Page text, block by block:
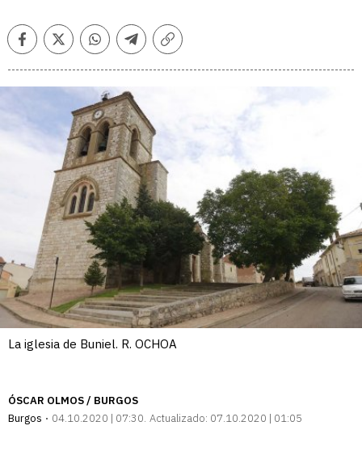
FacebookTwitterWhatsappTelegramCopiar
La iglesia de Buniel. R. OCHOA
ÓSCAR OLMOS / BURGOS
Burgos
04.10.2020 | 07:30 Actualizado: 07.10.2020 | 01:05